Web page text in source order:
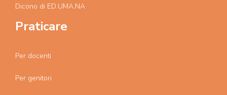
Dicono di ED.UMA.NA
Praticare
Per docenti
Per genitori